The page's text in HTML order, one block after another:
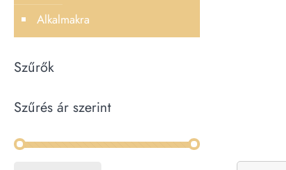
Alkalmakra
Szűrők
Szűrés ár szerint